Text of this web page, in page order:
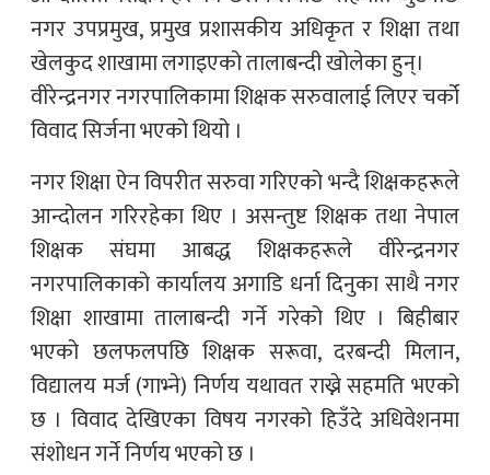
नगर उपप्रमुख, प्रमुख प्रशासकीय अधिकृत र शिक्षा तथा
खेलकुद शाखामा लगाइएको तालाबन्दी खोलेका हुन्।
वीरेन्द्रनगर नगरपालिकामा शिक्षक सरुवालाई लिएर चर्को
विवाद सिर्जना भएको थियो ।
नगर शिक्षा ऐन विपरीत सरुवा गरिएको भन्दै शिक्षकहरूले
आन्दोलन गरिरहेका थिए । असन्तुष्ट शिक्षक तथा नेपाल
शिक्षक संघमा आबद्ध शिक्षकहरूले वीरेन्द्रनगर
नगरपालिकाको कार्यालय अगाडि धर्ना दिनुका साथै नगर
शिक्षा शाखामा तालाबन्दी गर्ने गरेको थिए । बिहीबार
भएको छलफलपछि शिक्षक सरूवा, दरबन्दी मिलान,
विद्यालय मर्ज (गाभ्ने) निर्णय यथावत राख्ने सहमति भएको
छ । विवाद देखिएका विषय नगरको हिउँदे अधिवेशनमा
संशोधन गर्ने निर्णय भएको छ ।